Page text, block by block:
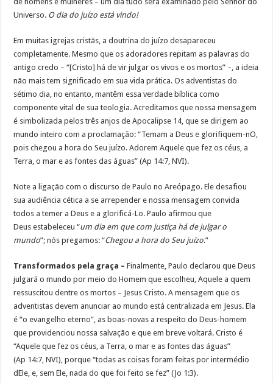
Universo. O dia do juízo está vindo!
Em muitas igrejas cristãs, a doutrina do juízo desapareceu
completamente. Mesmo que os adoradores repitam as palavras do
antigo credo – “[Cristo] há de vir julgar os vivos e os mortos” –, a ideia
não mais tem significado em sua vida prática. Os adventistas do
sétimo dia, no entanto, mantêm essa verdade bíblica como
componente vital de sua teologia. Acreditamos que nossa mensagem
é simbolizada pelos três anjos de Apocalipse 14, que se dirigem ao
mundo inteiro com a proclamação: “Temam a Deus e glorifiquem-nO,
pois chegou a hora do Seu juízo. Adorem Aquele que fez os céus, a
Terra, o mar e as fontes das águas” (Ap 14:7, NVI).
Note a ligação com o discurso de Paulo no Areópago. Ele desafiou
sua audiência cética a se arrepender e nossa mensagem convida
todos a temer a Deus e a glorificá-Lo. Paulo afirmou que
Deus estabeleceu “um dia em que com justiça há de julgar o
mundo”; nós pregamos: “Chegou a hora do Seu juízo.”
Transformados pela graça – Finalmente, Paulo declarou que Deus
julgará o mundo por meio do Homem que escolheu, Aquele a quem
ressuscitou dentre os mortos – Jesus Cristo. A mensagem que os
adventistas devem anunciar ao mundo está centralizada em Jesus. Ela
é “o evangelho eterno”, as boas-novas a respeito do Deus-homem
que providenciou nossa salvação e que em breve voltará. Cristo é
“Aquele que fez os céus, a Terra, o mar e as fontes das águas”
(Ap 14:7, NVI), porque “todas as coisas foram feitas por intermédio
dEle, e, sem Ele, nada do que foi feito se fez” (Jo 1:3).